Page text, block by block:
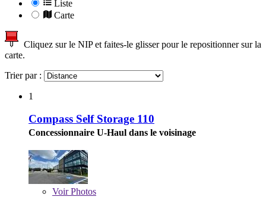
Liste
Carte
Cliquez sur le NIP et faites-le glisser pour le repositionner sur la
carte.
Trier par :
1
Compass Self Storage 110
Concessionnaire U-Haul dans le voisinage
VoirPhotos